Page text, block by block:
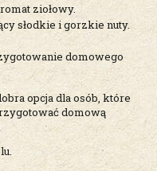
ziołowy.
słodkie i gorzkie nuty.
domowego
opcja dla osób, które
domową